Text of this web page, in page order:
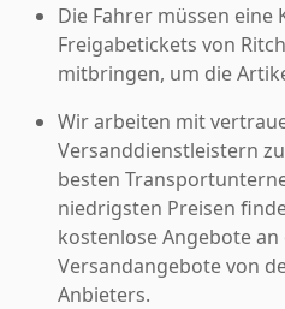
Die Fahrer müssen eine
Freigabetickets von
mitbringen, um die
Wir arbeiten mit
Versanddienstleistern
besten
niedrigsten Preisen
kostenlose Angebote
Versandangebote von
Anbieters.